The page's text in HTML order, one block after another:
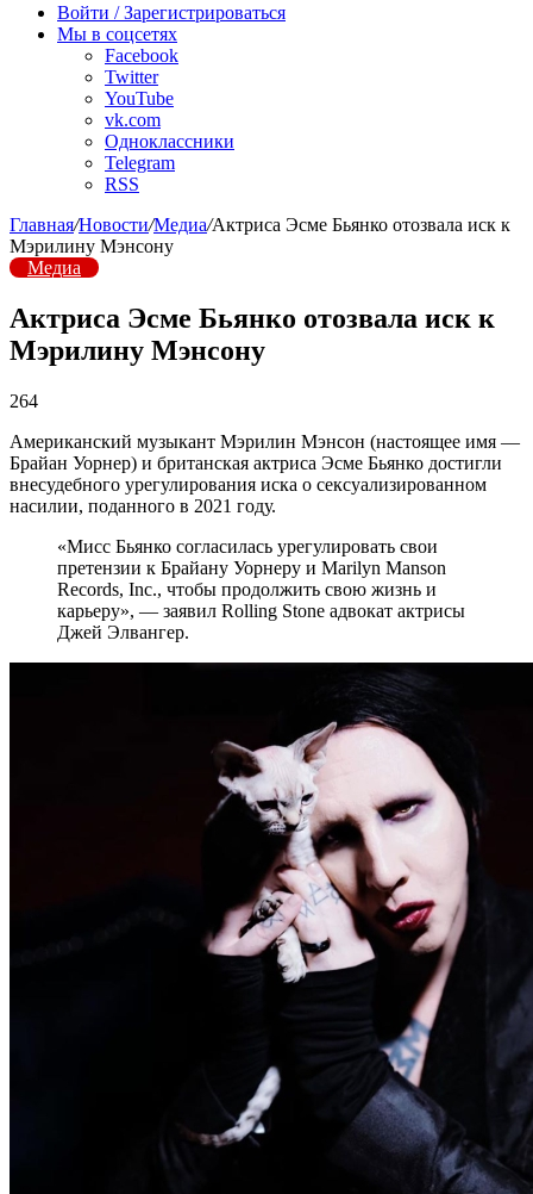
радио
Войти / Зарегистрироваться
Мы в соцсетях
Facebook
Twitter
YouTube
vk.com
Одноклассники
Telegram
RSS
Главная/Новости/Медиа/Актриса Эсме Бьянко отозвала иск к
Мэрилину Мэнсону
Медиа
Актриса Эсме Бьянко отозвала иск к
Мэрилину Мэнсону
264
Американский музыкант Мэрилин Мэнсон (настоящее имя —
Брайан Уорнер) и британская актриса Эсме Бьянко достигли
внесудебного урегулирования иска о сексуализированном
насилии, поданного в 2021 году.
«Мисс Бьянко согласилась урегулировать свои
претензии к Брайану Уорнеру и Marilyn Manson
Records, Inc., чтобы продолжить свою жизнь и
карьеру», — заявил Rolling Stone адвокат актрисы
Джей Элвангер.